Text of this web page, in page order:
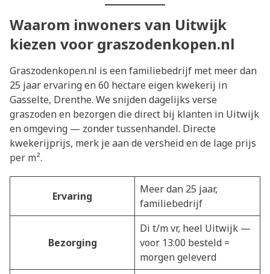
Waarom inwoners van Uitwijk
kiezen voor graszodenkopen.nl
Graszodenkopen.nl is een familiebedrijf met meer dan
25 jaar ervaring en 60 hectare eigen kwekerij in
Gasselte, Drenthe. We snijden dagelijks verse
graszoden en bezorgen die direct bij klanten in Uitwijk
en omgeving — zonder tussenhandel. Directe
kwekerijprijs, merk je aan de versheid en de lage prijs
per m².
Ervaring
Meer dan 25 jaar,
familiebedrijf
Bezorging
Di t/m vr, heel Uitwijk —
voor 13:00 besteld =
morgen geleverd